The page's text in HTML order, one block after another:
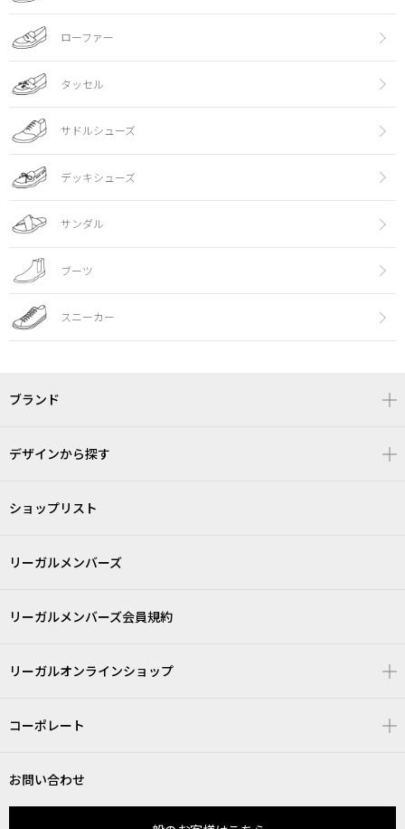
ローファー
タッセル
サドルシューズ
デッキシューズ
サンダル
ブーツ
スニーカー
ブランド
デザインから探す
ショップリスト
リーガルメンバーズ
リーガルメンバーズ会員規約
リーガルオンラインショップ
コーポレート
お問い合わせ